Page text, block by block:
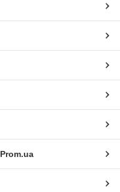
Prom.ua